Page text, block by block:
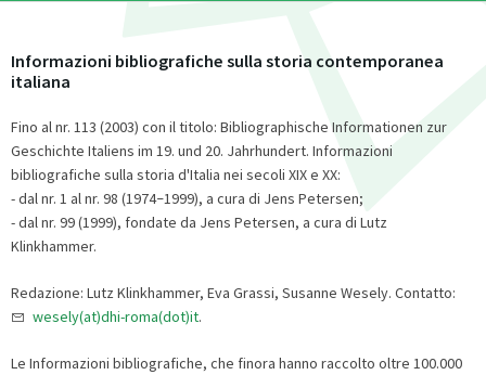
Informazioni bibliografiche sulla storia contemporanea
italiana
Fino al nr. 113 (2003) con il titolo: Bibliographische Informationen zur
Geschichte Italiens im 19. und 20. Jahrhundert. Informazioni
bibliografiche sulla storia d'Italia nei secoli XIX e XX:
- dal nr. 1 al nr. 98 (1974–1999), a cura di Jens Petersen;
- dal nr. 99 (1999), fondate da Jens Petersen, a cura di Lutz
Klinkhammer.
Redazione: Lutz Klinkhammer, Eva Grassi, Susanne Wesely. Contatto:
wesely(at)dhi-roma(dot)it.
Le Informazioni bibliografiche, che finora hanno raccolto oltre 100.000